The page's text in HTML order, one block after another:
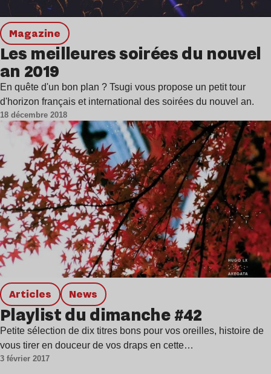
magazine
Les meilleures soirées du nouvel
an 2019
En quête d'un bon plan ? Tsugi vous propose un petit tour
d'horizon français et international des soirées du nouvel an.
18 décembre 2018
Articles news
Playlist du dimanche #42
Petite sélection de dix titres bons pour vos oreilles, histoire de
vous tirer en douceur de vos draps en cette…
3 février 2017